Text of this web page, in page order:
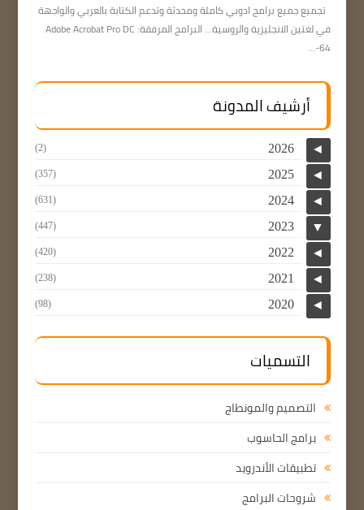
تجميع جميع برامج ادوبي كاملة ومحدثة وتدعم الكتابة بالعربي والواجهة
في لغتين الانجليزية والروسية… البرامج المرفقة: Adobe Acrobat Pro DC
64-...
أرشيف المدونة
◄
2026
(2)
◄
2025
(357)
◄
2024
(631)
▼
2023
(447)
◄
2022
(420)
◄
2021
(238)
◄
2020
(98)
التسميات
التصميم والمونطاج
برامج الحاسوب
تطبيقات الأندرويد
شروحات البرامج